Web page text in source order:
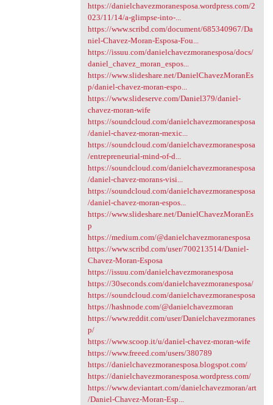
https://danielchavezmoranesposa.wordpress.com/2
023/11/14/a-glimpse-into-...
https://www.scribd.com/document/685340967/Da
niel-Chavez-Moran-Esposa-Fou...
https://issuu.com/danielchavezmoranesposa/docs/
daniel_chavez_moran_espos...
https://www.slideshare.net/DanielChavezMoranEs
p/daniel-chavez-moran-espo...
https://www.slideserve.com/Daniel379/daniel-
chavez-moran-wife
https://soundcloud.com/danielchavezmoranesposa
/daniel-chavez-moran-mexic...
https://soundcloud.com/danielchavezmoranesposa
/entrepreneurial-mind-of-d...
https://soundcloud.com/danielchavezmoranesposa
/daniel-chavez-morans-visi...
https://soundcloud.com/danielchavezmoranesposa
/daniel-chavez-moran-espos...
https://www.slideshare.net/DanielChavezMoranEs
p
https://medium.com/@danielchavezmoranesposa
https://www.scribd.com/user/700213514/Daniel-
Chavez-Moran-Esposa
https://issuu.com/danielchavezmoranesposa
https://30seconds.com/danielchavezmoranesposa/
https://soundcloud.com/danielchavezmoranesposa
https://hashnode.com/@danielchavezmoran
https://www.reddit.com/user/Danielchavezmoranes
p/
https://www.scoop.it/u/daniel-chavez-moran-wife
https://www.freeed.com/users/380789
https://danielchavezmoranesposa.blogspot.com/
https://danielchavezmoranesposa.wordpress.com/
https://www.deviantart.com/danielchavezmoran/art
/Daniel-Chavez-Moran-Esp...